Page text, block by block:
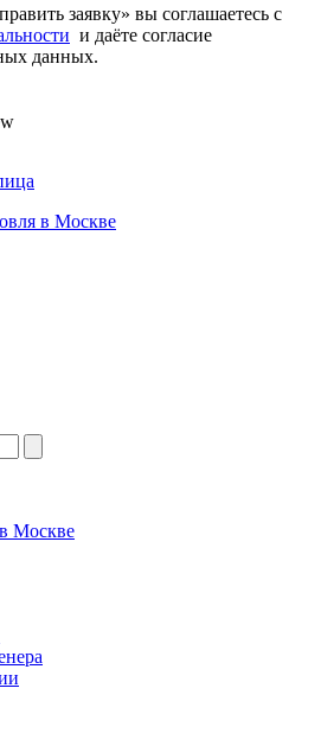
заявку» вы соглашаетесь с
и даёте согласие
данных.
в Москве
Москве